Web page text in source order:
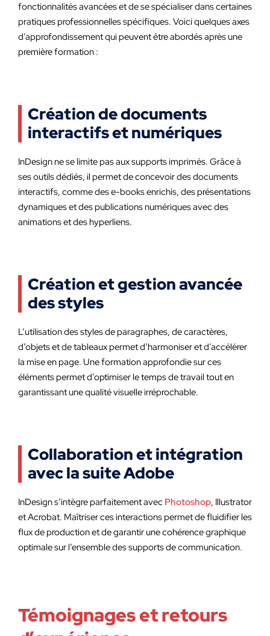
fonctionnalités avancées et de se spécialiser dans certaines
pratiques professionnelles spécifiques. Voici quelques axes
d’approfondissement qui peuvent être abordés après une
première formation :
Création de documents
interactifs et numériques
InDesign ne se limite pas aux supports imprimés. Grâce à
ses outils dédiés, il permet de concevoir des documents
interactifs, comme des e-books enrichis, des présentations
dynamiques et des publications numériques avec des
animations et des hyperliens.
Création et gestion avancée
des styles
L’utilisation des styles de paragraphes, de caractères,
d’objets et de tableaux permet d’harmoniser et d’accélérer
la mise en page. Une formation approfondie sur ces
éléments permet d’optimiser le temps de travail tout en
garantissant une qualité visuelle irréprochable.
Collaboration et intégration
avec la suite Adobe
InDesign s’intègre parfaitement avec Photoshop, Illustrator
et Acrobat. Maîtriser ces interactions permet de fluidifier les
flux de production et de garantir une cohérence graphique
optimale sur l’ensemble des supports de communication.
Témoignages et retours